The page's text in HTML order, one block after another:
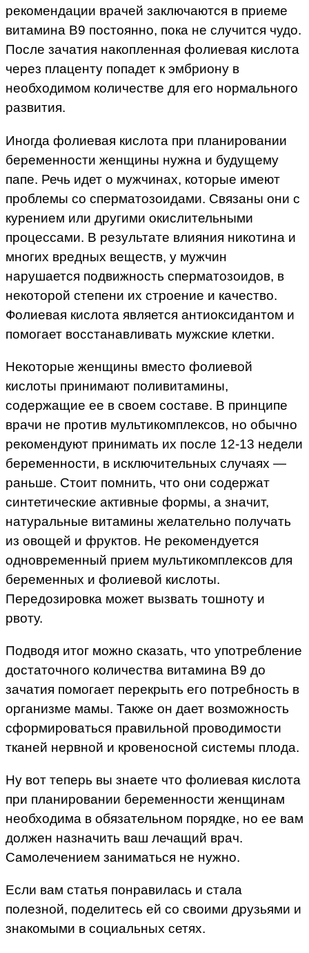
рекомендации врачей заключаются в приеме
витамина В9 постоянно, пока не случится чудо.
После зачатия накопленная фолиевая кислота
через плаценту попадет к эмбриону в
необходимом количестве для его нормального
развития.
Иногда фолиевая кислота при планировании
беременности женщины нужна и будущему
папе. Речь идет о мужчинах, которые имеют
проблемы со сперматозоидами. Связаны они с
курением или другими окислительными
процессами. В результате влияния никотина и
многих вредных веществ, у мужчин
нарушается подвижность сперматозоидов, в
некоторой степени их строение и качество.
Фолиевая кислота является антиоксидантом и
помогает восстанавливать мужские клетки.
Некоторые женщины вместо фолиевой
кислоты принимают поливитамины,
содержащие ее в своем составе. В принципе
врачи не против мультикомплексов, но обычно
рекомендуют принимать их после 12-13 недели
беременности, в исключительных случаях —
раньше. Стоит помнить, что они содержат
синтетические активные формы, а значит,
натуральные витамины желательно получать
из овощей и фруктов. Не рекомендуется
одновременный прием мультикомплексов для
беременных и фолиевой кислоты.
Передозировка может вызвать тошноту и
рвоту.
Подводя итог можно сказать, что употребление
достаточного количества витамина В9 до
зачатия помогает перекрыть его потребность в
организме мамы. Также он дает возможность
сформироваться правильной проводимости
тканей нервной и кровеносной системы плода.
Ну вот теперь вы знаете что фолиевая кислота
при планировании беременности женщинам
необходима в обязательном порядке, но ее вам
должен назначить ваш лечащий врач.
Самолечением заниматься не нужно.
Если вам статья понравилась и стала
полезной, поделитесь ей со своими друзьями и
знакомыми в социальных сетях.